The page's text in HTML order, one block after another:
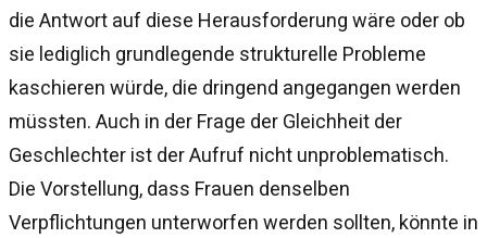
die Antwort auf diese Herausforderung wäre oder ob
sie lediglich grundlegende strukturelle Probleme
kaschieren würde, die dringend angegangen werden
müssten. Auch in der Frage der Gleichheit der
Geschlechter ist der Aufruf nicht unproblematisch.
Die Vorstellung, dass Frauen denselben
Verpflichtungen unterworfen werden sollten, könnte in